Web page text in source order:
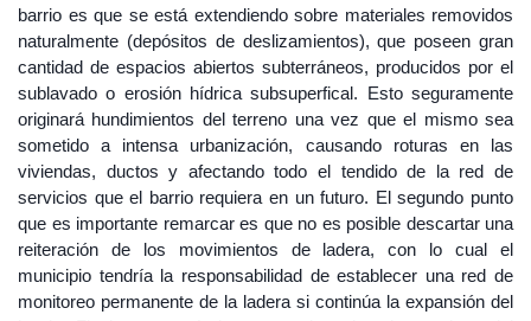
barrio es que se está extendiendo sobre materiales removidos
naturalmente (depósitos de deslizamientos), que poseen gran
cantidad de espacios abiertos subterráneos, producidos por el
sublavado o erosión hídrica subsuperfical. Esto seguramente
originará hundimientos del terreno una vez que el mismo sea
sometido a intensa urbanización, causando roturas en las
viviendas, ductos y afectando todo el tendido de la red de
servicios que el barrio requiera en un futuro. El segundo punto
que es importante remarcar es que no es posible descartar una
reiteración de los movimientos de ladera, con lo cual el
municipio tendría la responsabilidad de establecer una red de
monitoreo permanente de la ladera si continúa la expansión del